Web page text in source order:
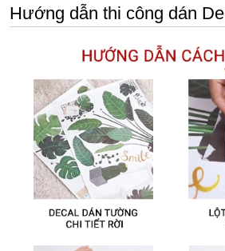
Hướng dẫn thi công dán